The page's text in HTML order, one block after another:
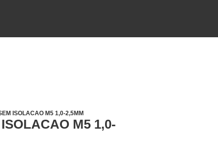
ISOLACAO M5 1,0-2,5MM
M5 1,0-